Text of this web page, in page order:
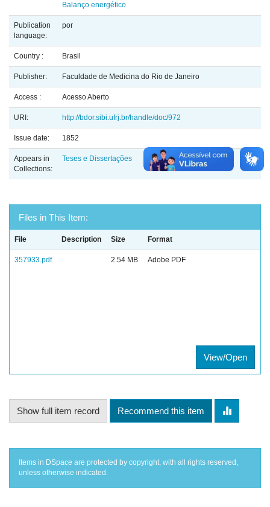
Balanço energético
Publication
language:
por
Country : Brasil
Publisher: Faculdade de Medicina do Rio de Janeiro
Access : Acesso Aberto
URI: http://bdor.sibi.ufrj.br/handle/doc/972
Issue date: 1852
Appears in
Collections:
Teses e Dissertações
Files in This Item:
File Description Size Format
357933.pdf 2.54 MB Adobe PDF
View/Open
Show full item record Recommend this item
Items in DSpace are protected by copyright, with all rights reserved,
unless otherwise indicated.